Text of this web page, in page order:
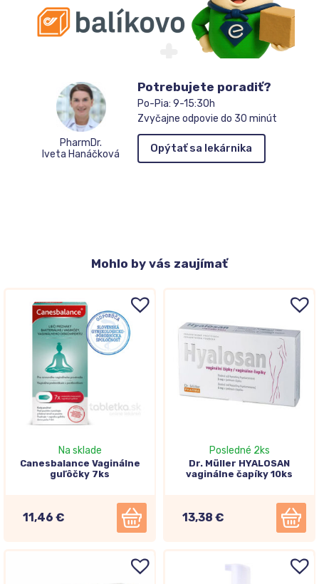
PharmDr.
Iveta Hanáčková
Potrebujete poradiť?
Po-Pia: 9-15:30h
Zvyčajne odpovie do 30 minút
Opýtať sa lekárnika
Mohlo by vás zaujímať
Na sklade
Canesbalance Vaginálne
guľôčky 7ks
11,46 €
Posledné 2ks
Dr. Müller HYALOSAN
vaginálne čapíky 10ks
13,38 €